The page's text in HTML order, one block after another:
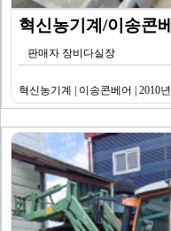
판매자 장비다실장
혁신농기계 | 이송콘베어 | 2010